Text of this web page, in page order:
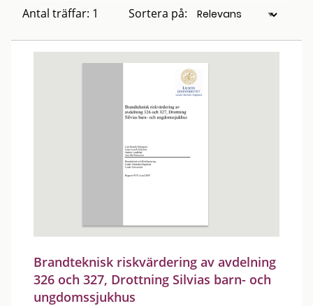
Antal träffar: 1 Sortera på:
Brandteknisk riskvärdering av avdelning
326 och 327, Drottning Silvias barn- och
ungdomssjukhus